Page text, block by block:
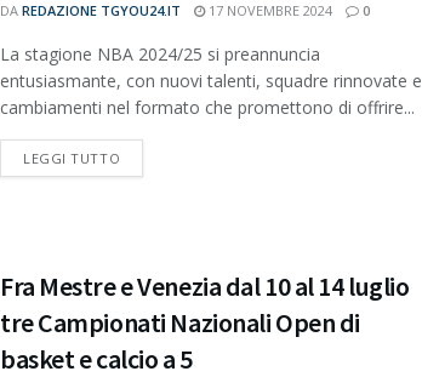
DA REDAZIONE TGYOU24.IT 17 NOVEMBRE 2024 0
La stagione NBA 2024/25 si preannuncia
entusiasmante, con nuovi talenti, squadre rinnovate e
cambiamenti nel formato che promettono di offrire...
LEGGI TUTTO
Fra Mestre e Venezia dal 10 al 14 luglio
tre Campionati Nazionali Open di
basket e calcio a 5